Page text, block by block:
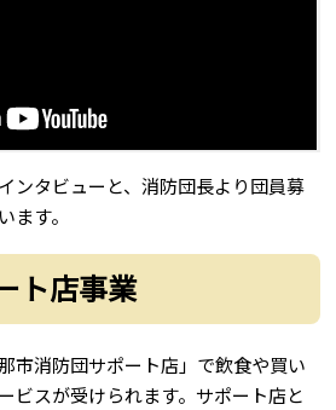
ンタビューと、消防団長より団員募
ます。
ト店事業
市消防団サポート店」で飲食や買い
ビスが受けられます。サポート店と